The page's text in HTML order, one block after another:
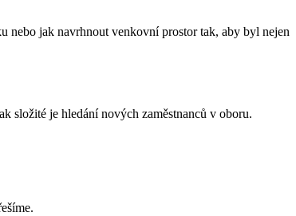
nebo jak navrhnout venkovní prostor tak, aby byl nejen
složité je hledání nových zaměstnanců v oboru.